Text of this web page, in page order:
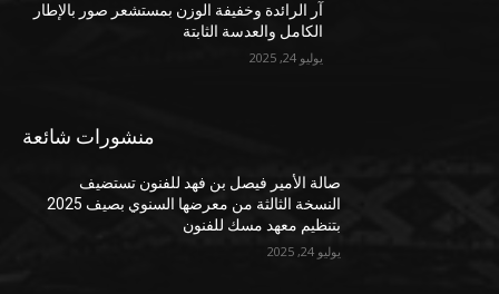
آر الرائدة وخفيفة الوزن بمستشعر صور بالإطار
الكامل والعدسة الثابتة
يوليو 24, 2025
منشورات شائعة
صالة الأمير فيصل بن فهد للفنون تستضيف
النسخة الثالثة من معرضها السنوي بصيف 2025
بتنظيم معهد مسك للفنون
يوليو 24, 2025